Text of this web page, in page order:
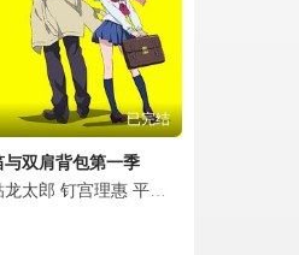
大坪由佳 津田美波
惠 雨宫天 花守由美里
已完结
与双肩背包第一季
龙太郎 钉宫理惠 平野绫